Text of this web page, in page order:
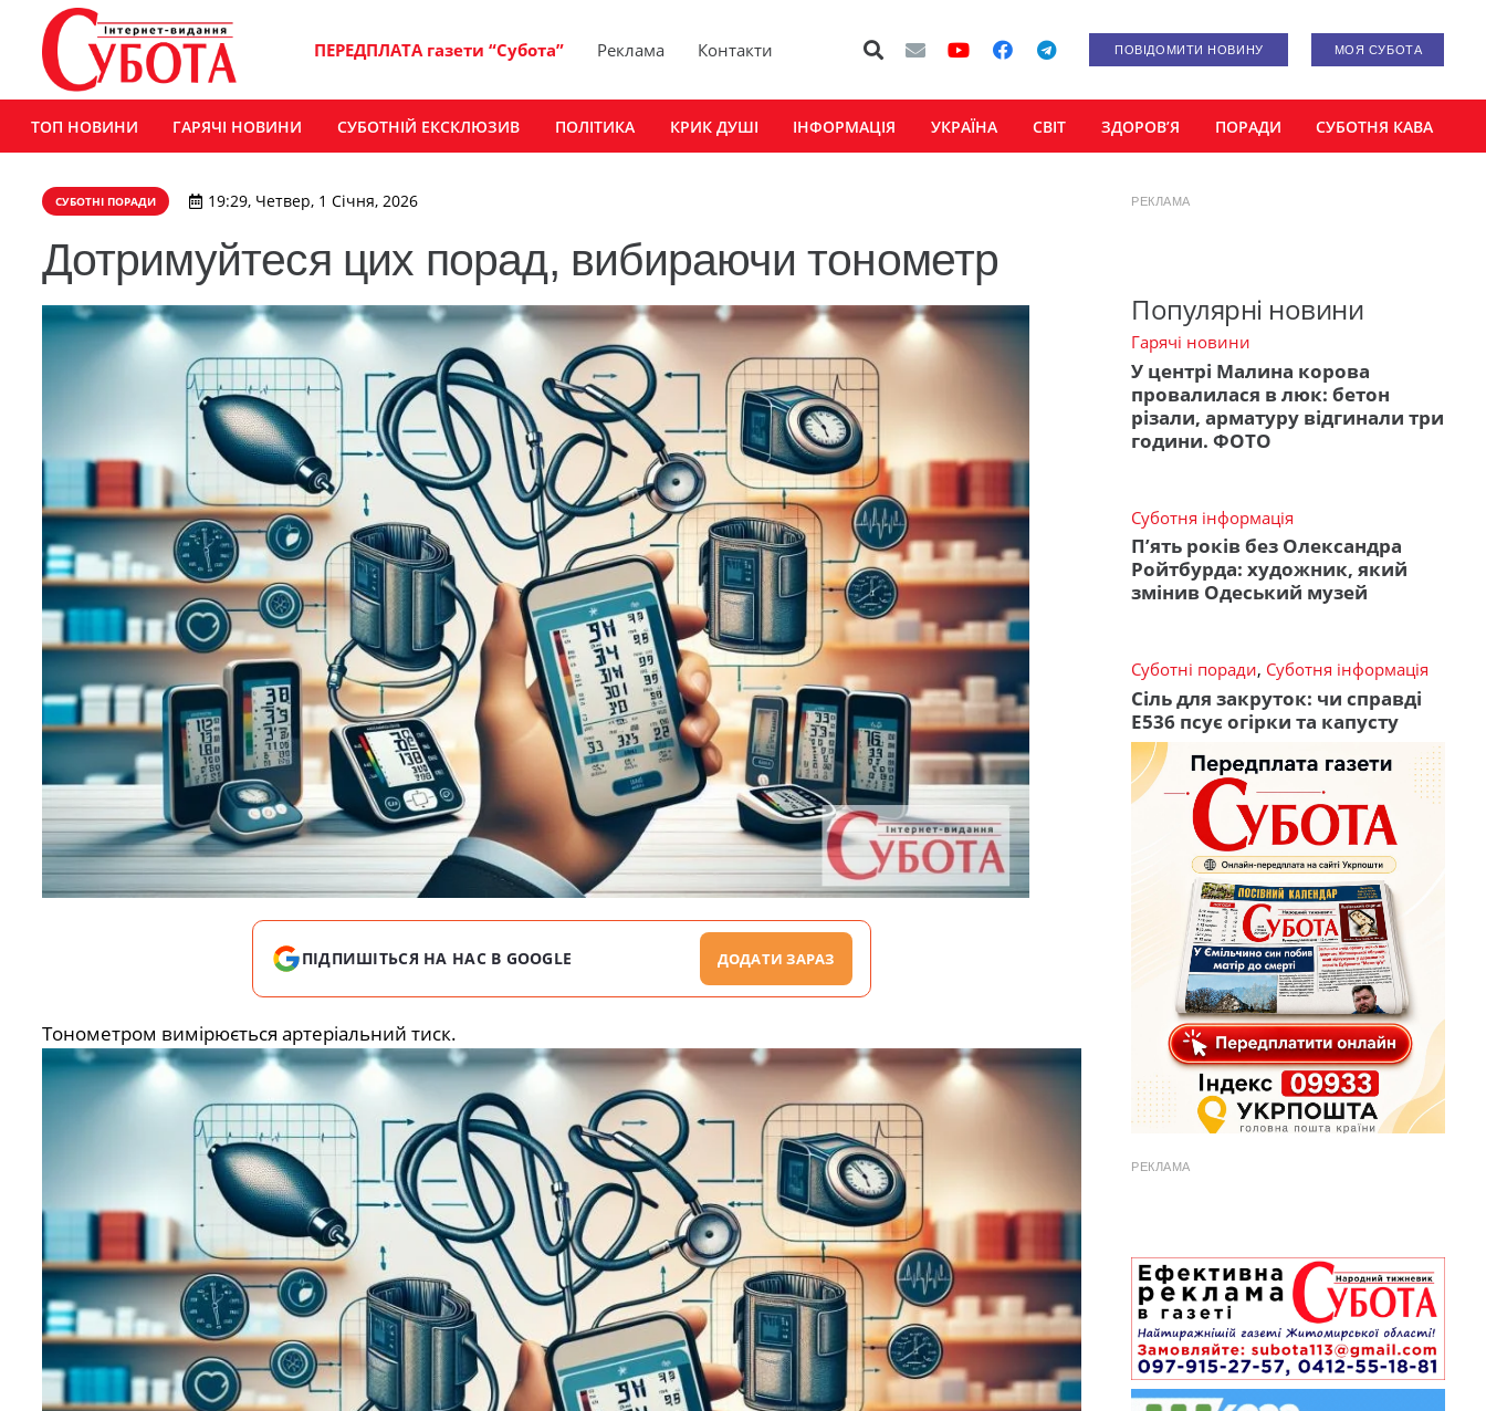
ПЕРЕДПЛАТА газети “Субота” Реклама Контакти ПОВІДОМИТИ НОВИНУ МОЯ СУБОТА
ТОП НОВИНИ ГАРЯЧІ НОВИНИ СУБОТНІЙ ЕКСКЛЮЗИВ ПОЛІТИКА КРИК ДУШІ ІНФОРМАЦІЯ УКРАЇНА СВІТ ЗДОРОВ’Я ПОРАДИ СУБОТНЯ КАВА
СУБОТНІ ПОРАДИ 19:29, Четвер, 1 Січня, 2026
Дотримуйтеся цих порад, вибираючи тонометр
ПІДПИШІТЬСЯ НА НАС В GOOGLE ДОДАТИ ЗАРАЗ
Тонометром вимірюється артеріальний тиск.
РЕКЛАМА
Популярні новини
Гарячі новини
У центрі Малина корова
провалилася в люк: бетон
різали, арматуру відгинали три
години. ФОТО
Суботня інформація
П’ять років без Олександра
Ройтбурда: художник, який
змінив Одеський музей
Суботні поради, Суботня інформація
Сіль для закруток: чи справді
Е536 псує огірки та капусту
РЕКЛАМА